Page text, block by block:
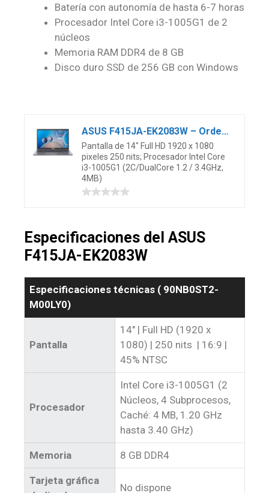
Batería con autonomía de hasta 6-7 horas
Procesador Intel Core i3-1005G1 de 2
núcleos
Memoria RAM DDR4 de 8 GB
Disco duro SSD de 256 GB con Windows
ASUS F415JA-EK2083W – Ordenador Portátil 14″ Full HD (Intel Core i3-1005G1, 8GB RAM, 256GB SSD, UHD Graphics, Windows 11 Home) Color Gris – Teclado QWERTY español
Pantalla de 14″ Full HD 1920 x 1080
pixeles 250 nits; Procesador Intel Core
i3-1005G1 (2C/DualCore 1.2 / 3.4GHz,
4MB)
Especificaciones del ASUS
F415JA-EK2083W
Especificaciones técnicas (‎ 90NB0ST2-
M00LY0)
Pantalla
14″ | Full HD (‎1920 x
1080) | 250 nits | 16:9 |
45% NTSC
Procesador
Intel Core i3-1005G1 (2
Núcleos, 4 Subprocesos,
Caché: 4 MB, 1.20 GHz
hasta 3.40 GHz)
Memoria 8 GB DDR4
Tarjeta gráfica
No dispone